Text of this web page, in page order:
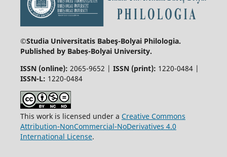
©Studia Universitatis Babeş-Bolyai Philologia.
Published by Babeș-Bolyai University.
ISSN (online): 2065-9652 | ISSN (print): 1220-0484 |
ISSN-L: 1220-0484
This work is licensed under a Creative Commons
Attribution-NonCommercial-NoDerivatives 4.0
International License.